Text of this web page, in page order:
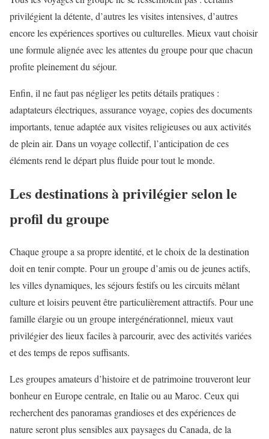
privilégient la détente, d’autres les visites intensives, d’autres
encore les expériences sportives ou culturelles. Mieux vaut choisir
une formule alignée avec les attentes du groupe pour que chacun
profite pleinement du séjour.
Enfin, il ne faut pas négliger les petits détails pratiques :
adaptateurs électriques, assurance voyage, copies des documents
importants, tenue adaptée aux visites religieuses ou aux activités
de plein air. Dans un voyage collectif, l’anticipation de ces
éléments rend le départ plus fluide pour tout le monde.
Les destinations à privilégier selon le
profil du groupe
Chaque groupe a sa propre identité, et le choix de la destination
doit en tenir compte. Pour un groupe d’amis ou de jeunes actifs,
les villes dynamiques, les séjours festifs ou les circuits mêlant
culture et loisirs peuvent être particulièrement attractifs. Pour une
famille élargie ou un groupe intergénérationnel, mieux vaut
privilégier des lieux faciles à parcourir, avec des activités variées
et des temps de repos suffisants.
Les groupes amateurs d’histoire et de patrimoine trouveront leur
bonheur en Europe centrale, en Italie ou au Maroc. Ceux qui
recherchent des panoramas grandioses et des expériences de
nature seront plus sensibles aux paysages du Canada, de la